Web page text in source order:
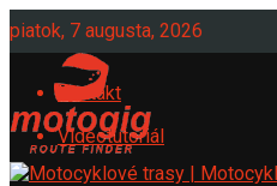
piatok, 7 augusta, 2026
Kontakt
Videotutoriál